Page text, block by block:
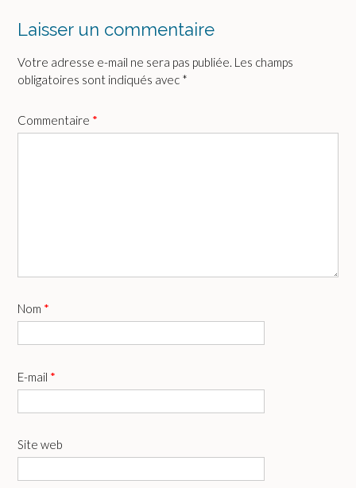
Laisser un commentaire
Votre adresse e-mail ne sera pas publiée. Les champs
obligatoires sont indiqués avec *
Commentaire *
Nom *
E-mail *
Site web